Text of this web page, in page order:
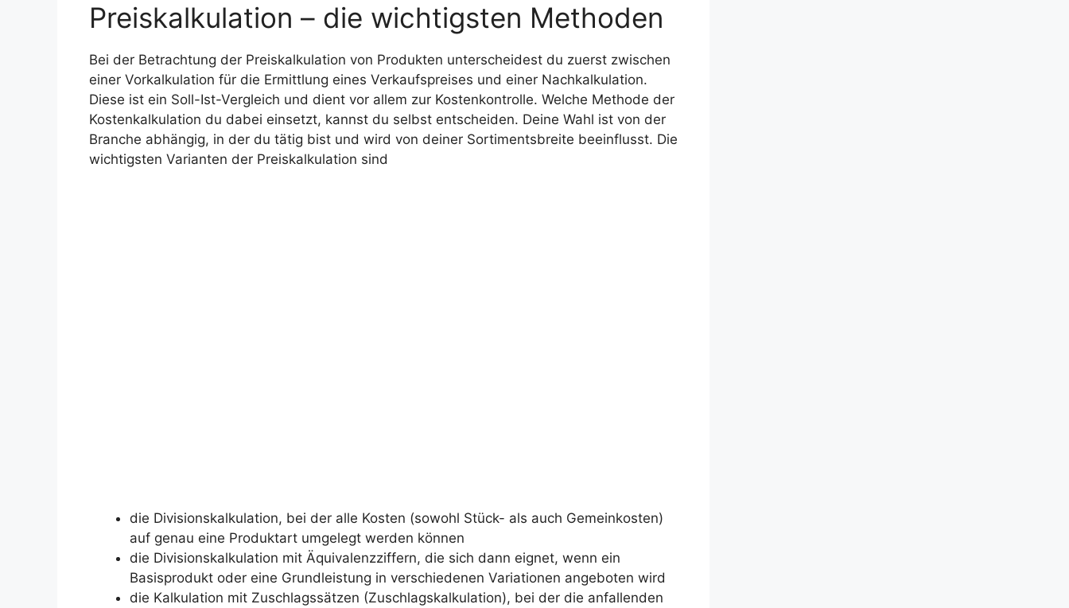
Preiskalkulation – die wichtigsten Methoden
Bei der Betrachtung der Preiskalkulation von Produkten unterscheidest du zuerst zwischen
einer Vorkalkulation für die Ermittlung eines Verkaufspreises und einer Nachkalkulation.
Diese ist ein Soll-Ist-Vergleich und dient vor allem zur Kostenkontrolle. Welche Methode der
Kostenkalkulation du dabei einsetzt, kannst du selbst entscheiden. Deine Wahl ist von der
Branche abhängig, in der du tätig bist und wird von deiner Sortimentsbreite beeinflusst. Die
wichtigsten Varianten der Preiskalkulation sind
die Divisionskalkulation, bei der alle Kosten (sowohl Stück- als auch Gemeinkosten)
auf genau eine Produktart umgelegt werden können
die Divisionskalkulation mit Äquivalenzziffern, die sich dann eignet, wenn ein
Basisprodukt oder eine Grundleistung in verschiedenen Variationen angeboten wird
die Kalkulation mit Zuschlagssätzen (Zuschlagskalkulation), bei der die anfallenden